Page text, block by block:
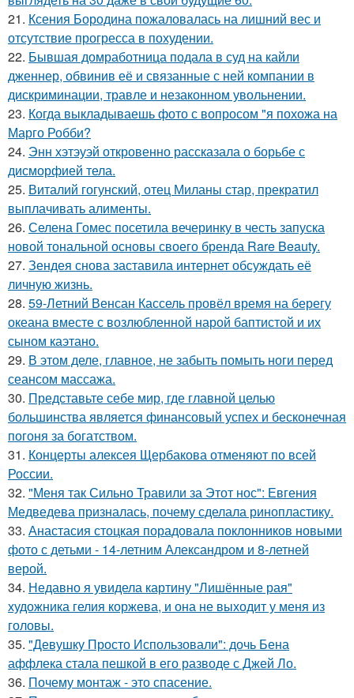
21. Ксения Бородина пожаловалась на лишний вес и
отсутствие прогресса в похудении.
22. Бывшая домработница подала в суд на кайли
дженнер, обвинив её и связанные с ней компании в
дискриминации, травле и незаконном увольнении.
23. Когда выкладываешь фото с вопросом "я похожа на
Марго Робби?
24. Энн хэтэуэй откровенно рассказала о борьбе с
дисморфией тела.
25. Виталий гогунский, отец Миланы стар, прекратил
выплачивать алименты.
26. Селена Гомес посетила вечеринку в честь запуска
новой тональной основы своего бренда Rare Beauty.
27. Зендея снова заставила интернет обсуждать её
личную жизнь.
28. 59-Летний Венсан Кассель провёл время на берегу
океана вместе с возлюбленной нарой баптистой и их
сыном каэтано.
29. В этом деле, главное, не забыть помыть ноги перед
сеансом массажа.
30. Представьте себе мир, где главной целью
большинства является финансовый успех и бесконечная
погоня за богатством.
31. Концерты алексея Щербакова отменяют по всей
России.
32. "Меня так Сильно Травили за Этот нос": Евгения
Медведева призналась, почему сделала ринопластику.
33. Анастасия стоцкая порадовала поклонников новыми
фото с детьми - 14-летним Александром и 8-летней
верой.
34. Недавно я увидела картину "Лишённые рая"
художника гелия коржева, и она не выходит у меня из
головы.
35. "Девушку Просто Использовали": дочь Бена
аффлека стала пешкой в его разводе с Джей Ло.
36. Почему монтаж - это спасение.